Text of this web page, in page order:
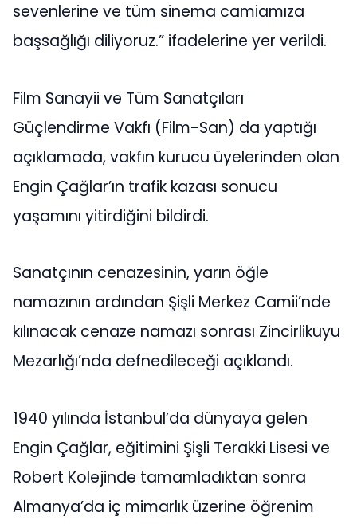
sevenlerine ve tüm sinema camiamıza
başsağlığı diliyoruz.” ifadelerine yer verildi.
Film Sanayii ve Tüm Sanatçıları
Güçlendirme Vakfı (Film-San) da yaptığı
açıklamada, vakfın kurucu üyelerinden olan
Engin Çağlar’ın trafik kazası sonucu
yaşamını yitirdiğini bildirdi.
Sanatçının cenazesinin, yarın öğle
namazının ardından Şişli Merkez Camii’nde
kılınacak cenaze namazı sonrası Zincirlikuyu
Mezarlığı’nda defnedileceği açıklandı.
1940 yılında İstanbul’da dünyaya gelen
Engin Çağlar, eğitimini Şişli Terakki Lisesi ve
Robert Kolejinde tamamladıktan sonra
Almanya’da iç mimarlık üzerine öğrenim